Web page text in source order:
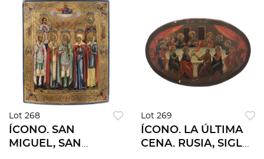
Lot 268
ÍCONO. SAN
MIGUEL, SAN
Lot 269
ÍCONO. LA ÚLTIMA
CENA. RUSIA, SIGLO